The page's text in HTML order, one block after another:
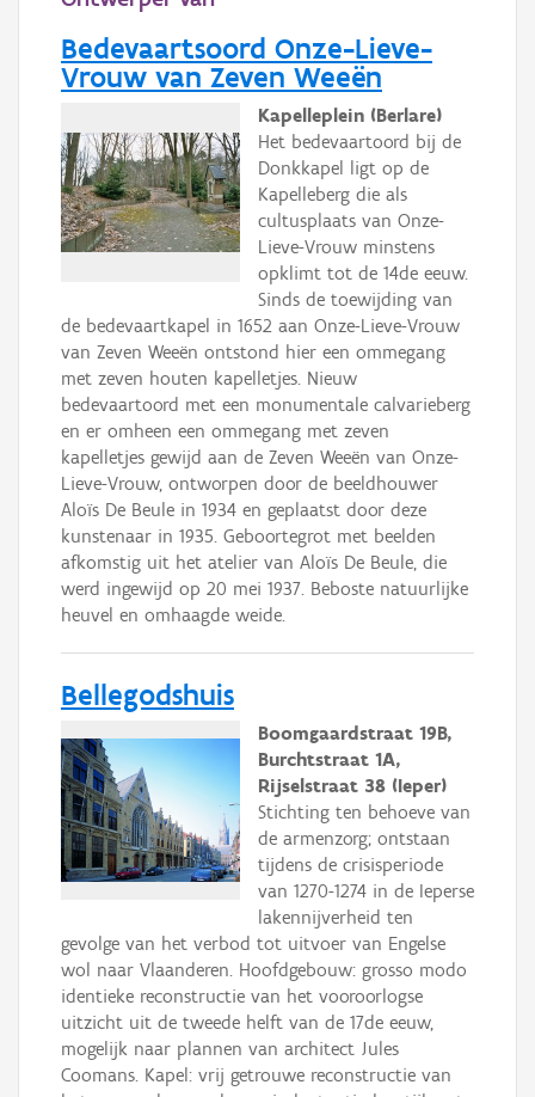
Bedevaartsoord Onze-Lieve-
Vrouw van Zeven Weeën
Kapelleplein (Berlare)
Het bedevaartoord bij de
Donkkapel ligt op de
Kapelleberg die als
cultusplaats van Onze-
Lieve-Vrouw minstens
opklimt tot de 14de eeuw.
Sinds de toewijding van
de bedevaartkapel in 1652 aan Onze-Lieve-Vrouw
van Zeven Weeën ontstond hier een ommegang
met zeven houten kapelletjes. Nieuw
bedevaartoord met een monumentale calvarieberg
en er omheen een ommegang met zeven
kapelletjes gewijd aan de Zeven Weeën van Onze-
Lieve-Vrouw, ontworpen door de beeldhouwer
Aloïs De Beule in 1934 en geplaatst door deze
kunstenaar in 1935. Geboortegrot met beelden
afkomstig uit het atelier van Aloïs De Beule, die
werd ingewijd op 20 mei 1937. Beboste natuurlijke
heuvel en omhaagde weide.
Bellegodshuis
Boomgaardstraat 19B,
Burchtstraat 1A,
Rijselstraat 38 (Ieper)
Stichting ten behoeve van
de armenzorg; ontstaan
tijdens de crisisperiode
van 1270-1274 in de Ieperse
lakennijverheid ten
gevolge van het verbod tot uitvoer van Engelse
wol naar Vlaanderen. Hoofdgebouw: grosso modo
identieke reconstructie van het vooroorlogse
uitzicht uit de tweede helft van de 17de eeuw,
mogelijk naar plannen van architect Jules
Coomans. Kapel: vrij getrouwe reconstructie van